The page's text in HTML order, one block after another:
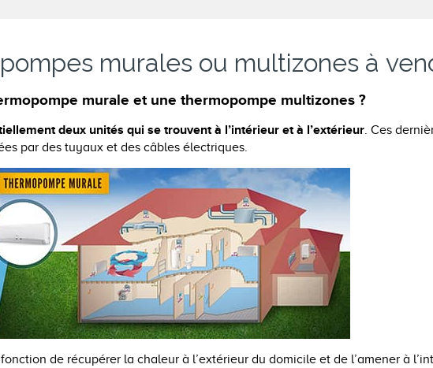
murales ou multizones à
murale et une thermopompe multizones ?
deux unités qui se trouvent à l’intérieur et à l’extérieur. Ces
par des tuyaux et des câbles électriques.
de récupérer la chaleur à l’extérieur du domicile et de l’amener à